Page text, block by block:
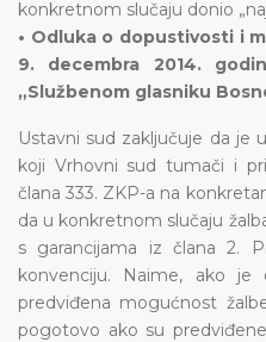
konkretnom slučaju donio
• Odluka o dopustivosti i
9. decembra 2014.
„Službenom glasniku
Ustavni sud zaključuje da je
koji Vrhovni sud tumači i
člana 333. ZKP-a na
da u konkretnom slučaju
s garancijama iz člana 2.
konvenciju. Naime, ako je
predviđena mogućnost
pogotovo ako su